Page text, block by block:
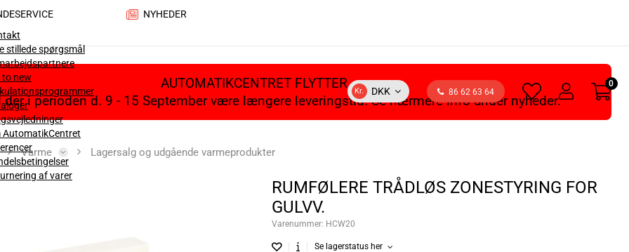
stillede spørgsmål
to new
AutomatikCentret
af varer
NYHEDER
Kr. DKK 86 62 63 64
heart
light
light
0
AUTOMATIKCENTRET FLYTTER
der i perioden d. 9 - 15 September være længere leveringstid. Se nærmere info under nyheder.
Varme Lagersalg og udgående varmeprodukter
RUMFØLERE TRÅDLØS ZONESTYRING FOR
GULVV.
Varenummer: HCW20
Se lagerstatus her